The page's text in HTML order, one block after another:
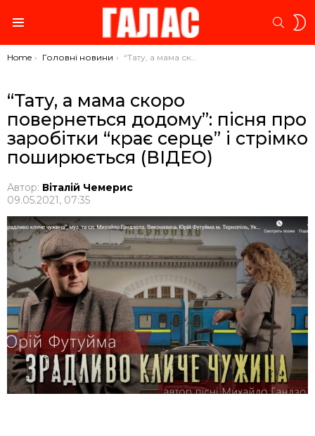
You are here:
Home Головні новини “Тату, а мама скоро повернеться додому”: пісня про заробітки “крає серце” і стрімко поширюється (ВІДЕО)
“Тату, а мама скоро
повернеться додому”: пісня про
заробітки “крає серце” і стрімко
поширюється (ВІДЕО)
Автор: Віталій Чемерис
09.05.2021, 07:35